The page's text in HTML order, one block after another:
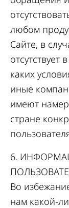
любом
Сайте, в
отсутствует
каких
иные
имеют
стране
6.
Во
нам какой-